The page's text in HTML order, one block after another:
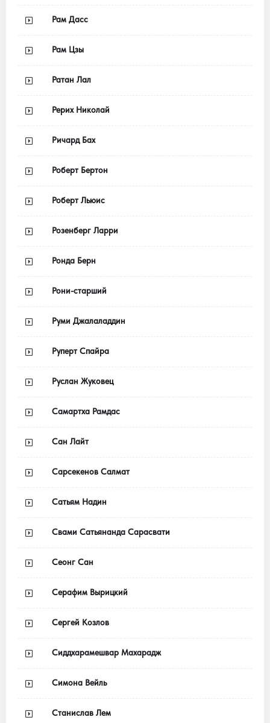
Рам Дасс
Рам Цзы
Ратан Лал
Рерих Николай
Ричард Бах
Роберт Бертон
Роберт Льюис
Розенберг Ларри
Ронда Берн
Рони-старший
Руми Джалаладдин
Руперт Спайра
Руслан Жуковец
Самартха Рамдас
Сан Лайт
Сарсекенов Салмат
Сатьям Надин
Свами Сатьянанда Сарасвати
Сеонг Сан
Серафим Вырицкий
Сергей Козлов
Сиддхарамешвар Махарадж
Симона Вейль
Станислав Лем